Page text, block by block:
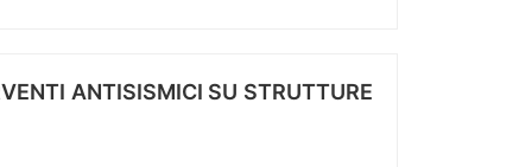
ANTISISMICI SU STRUTTURE